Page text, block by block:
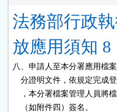
法務部行政
放應用須知 8
八、申請人至本分署應用檔
分證明文件，依規定完
，本分署檔案管理人員
    （如附件四）簽名。